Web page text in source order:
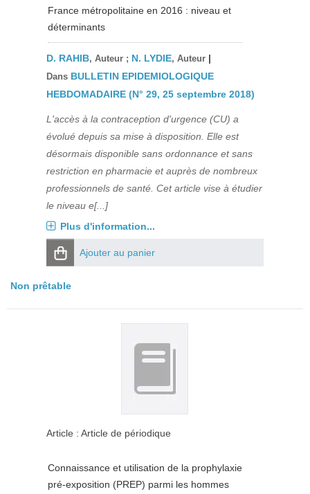
France métropolitaine en 2016 : niveau et
déterminants
D. RAHIB, Auteur ; N. LYDIE, Auteur |
Dans BULLETIN EPIDEMIOLOGIQUE
HEBDOMADAIRE (N° 29, 25 septembre 2018)
L'accès à la contraception d'urgence (CU) a
évolué depuis sa mise à disposition. Elle est
désormais disponible sans ordonnance et sans
restriction en pharmacie et auprès de nombreux
professionnels de santé. Cet article vise à étudier
le niveau e[...]
Plus d'information...
Ajouter au panier
Non prêtable
Article : Article de périodique
Connaissance et utilisation de la prophylaxie
pré-exposition (PREP) parmi les hommes